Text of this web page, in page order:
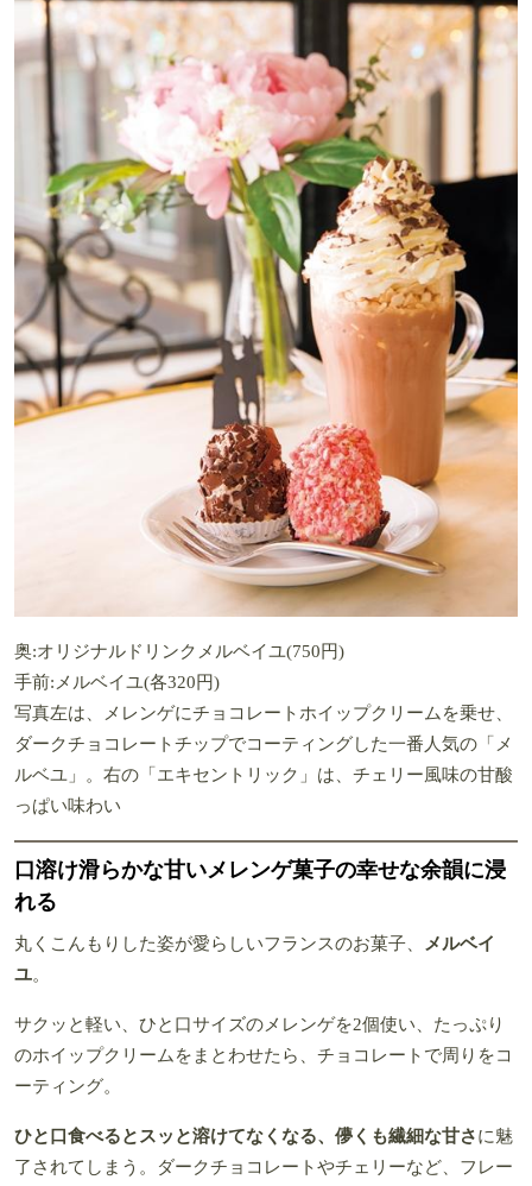
奥:オリジナルドリンクメルベイユ(750円)
手前:メルベイユ(各320円)
写真左は、メレンゲにチョコレートホイップクリームを乗せ、
ダークチョコレートチップでコーティングした一番人気の「メ
ルベユ」。右の「エキセントリック」は、チェリー風味の甘酸
っぱい味わい
口溶け滑らかな甘いメレンゲ菓子の幸せな余韻に浸
れる
丸くこんもりした姿が愛らしいフランスのお菓子、
メルベイ
ユ。
サクッと軽い、ひと口サイズのメレンゲを2個使い、たっぷり
のホイップクリームをまとわせたら、チョコレートで周りをコ
ーティング。
ひと口食べるとスッと溶けてなくなる、儚くも繊細な甘さに魅
了されてしまう。ダークチョコレートやチェリーなど、フレー